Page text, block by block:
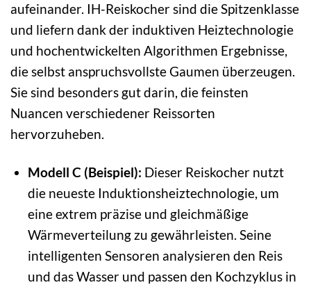
aufeinander. IH-Reiskocher sind die Spitzenklasse
und liefern dank der induktiven Heiztechnologie
und hochentwickelten Algorithmen Ergebnisse,
die selbst anspruchsvollste Gaumen überzeugen.
Sie sind besonders gut darin, die feinsten
Nuancen verschiedener Reissorten
hervorzuheben.
Modell C (Beispiel): Dieser Reiskocher nutzt
die neueste Induktionsheiztechnologie, um
eine extrem präzise und gleichmäßige
Wärmeverteilung zu gewährleisten. Seine
intelligenten Sensoren analysieren den Reis
und das Wasser und passen den Kochzyklus in